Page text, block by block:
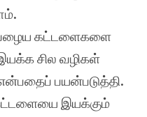
கட்டளைகளை
சில வழிகள்
பயன்படுத்தி.
இயக்கும்